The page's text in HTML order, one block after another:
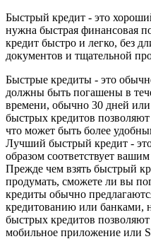
Быстрый кредит - это
нужна быстрая финансовая
кредит быстро и легко, без
документов и тщательной
Быстрые кредиты - это
должны быть погашены в
времени, обычно 30 дней
быстрых кредитов
что может быть более
Лучший быстрый кредит -
образом соответствует
Прежде чем взять быстрый
продумать, сможете ли вы
кредиты обычно
кредитованию или банками,
быстрых кредитов позволяют
мобильное приложение или